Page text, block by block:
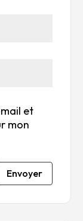
et
mon
Envoyer